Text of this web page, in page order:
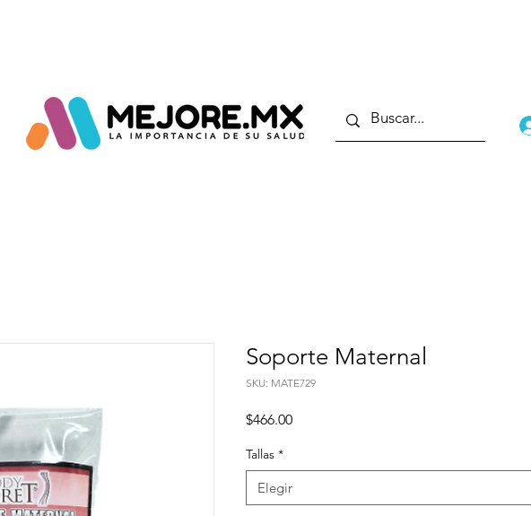
Soporte Maternal
SKU: MATE729
$466.00Precio
Tallas *
Elegir